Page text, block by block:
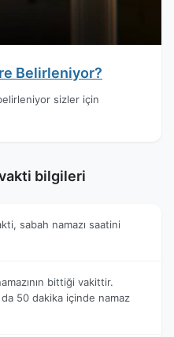
Belirleniyor?
sizler için
bilgileri
sabah namazı saatini
bittiği vakittir.
50 dakika içinde namaz